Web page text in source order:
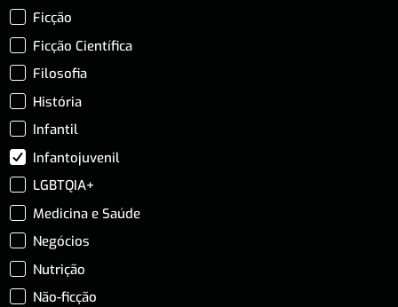
Ficção
Ficção Científica
Filosofia
História
Infantil
Infantojuvenil
LGBTQIA+
Medicina e Saúde
Negócios
Nutrição
Não-ficção